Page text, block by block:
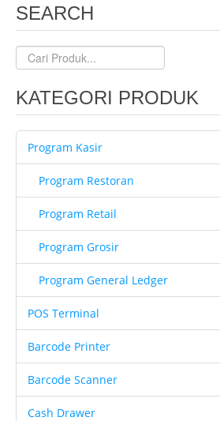
Guard Patrol System
Printer Inkjet
Printer Kasir
Printer ID Card
Printer Faktur
Perlengkapan Kasir
Demo
Demo Program
Request Demo
Request Training
Client Kami
Ketentuan Garansi
SEARCH
KATEGORI PRODUK
Program Kasir
Program Restoran
Program Retail
Program Grosir
Program General Ledger
POS Terminal
Barcode Printer
Barcode Scanner
Cash Drawer